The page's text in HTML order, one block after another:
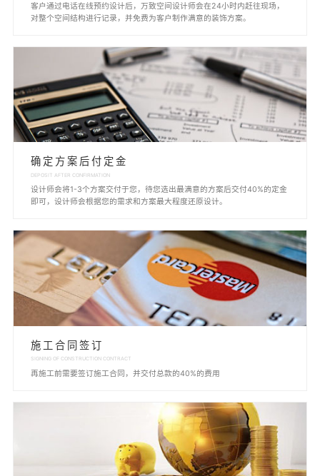
客户通过电话在线预约设计后，万致空间设计师会在24小时内赶往现场，
对整个空间结构进行记录，并免费为客户制作满意的装饰方案。
确定方案后付定金
DEPOSIT AFTER CONFIRMATION
设计师会将1-3个方案交付于您，待您选出最满意的方案后交付40%的定金
即可，设计师会根据您的需求和方案最大程度还原设计。
施工合同签订
SIGNING OF CONSTRUCTION CONTRACT
再施工前需要签订施工合同，并交付总款的40%的费用